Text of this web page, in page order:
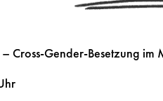
Cross-Gender-Besetzung im